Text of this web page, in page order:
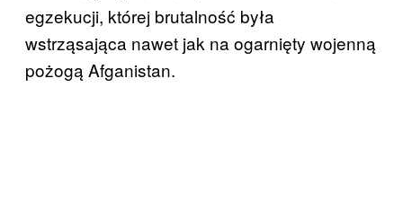
egzekucji, której brutalność była
wstrząsająca nawet jak na ogarnięty wojenną
pożogą Afganistan.